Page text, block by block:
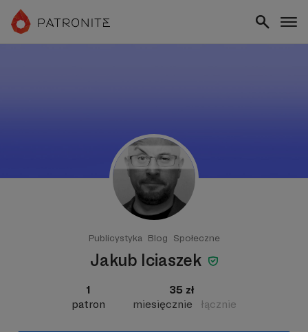
Publicystyka Blog Społeczne
Jakub Iciaszek
1
patron
35 zł
miesięcznie
łącznie